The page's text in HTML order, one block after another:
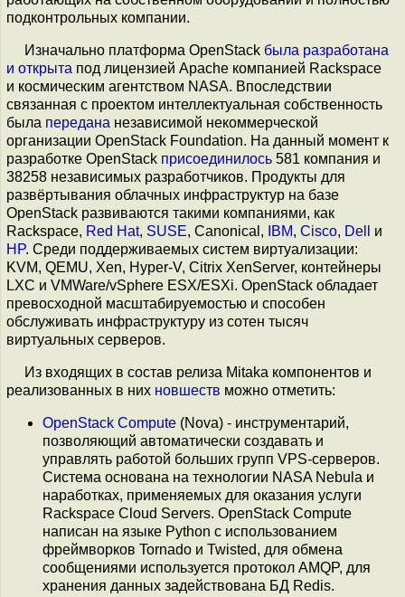
подконтрольных компании.
Изначально платформа OpenStack была разработана
и открыта под лицензией Apache компанией Rackspace
и космическим агентством NASA. Впоследствии
связанная с проектом интеллектуальная собственность
была передана независимой некоммерческой
организации OpenStack Foundation. На данный момент к
разработке OpenStack присоединилось 581 компания и
38258 независимых разработчиков. Продукты для
развёртывания облачных инфраструктур на базе
OpenStack развиваются такими компаниями, как
Rackspace, Red Hat, SUSE, Canonical, IBM, Cisco, Dell
и
HP. Среди поддерживаемых систем виртуализации:
KVM, QEMU, Xen, Hyper-V, Citrix XenServer, контейнеры
LXC и VMWare/vSphere ESX/ESXi. OpenStack обладает
превосходной масштабируемостью и способен
обслуживать инфраструктуру из сотен тысяч
виртуальных серверов.
Из входящих в состав релиза Mitaka компонентов и
реализованных в них новшеств можно отметить:
OpenStack Compute (Nova) - инструментарий,
позволяющий автоматически создавать и
управлять работой больших групп VPS-серверов.
Система основана на технологии NASA Nebula и
наработках, применяемых для оказания услуги
Rackspace Cloud Servers. OpenStack Compute
написан на языке Python с использованием
фреймворков Tornado и Twisted, для обмена
сообщениями используется протокол AMQP, для
хранения данных задействована БД Redis.